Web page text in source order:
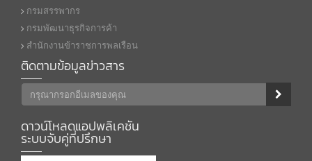
กรมสรรพากร
กรมพัฒนาธุรกิจการค้า
สำนักงานข้าราชการพลเรือน
ติดตามข้อมูลข่าวสาร
ดาวน์โหลดแอปพลิเคชัน
ระบบจับคู่ที่ปรึกษา